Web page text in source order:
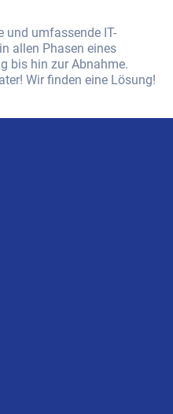
und umfassende IT-
allen Phasen eines
bis hin zur Abnahme.
Wir finden eine Lösung!